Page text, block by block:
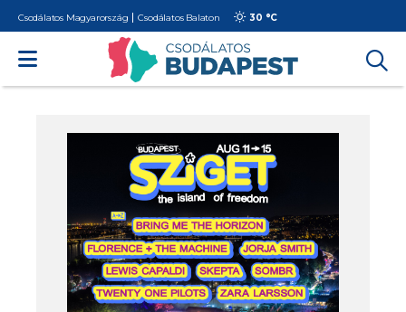
Csodálatos Magyarország Csodálatos Balaton 30 °C